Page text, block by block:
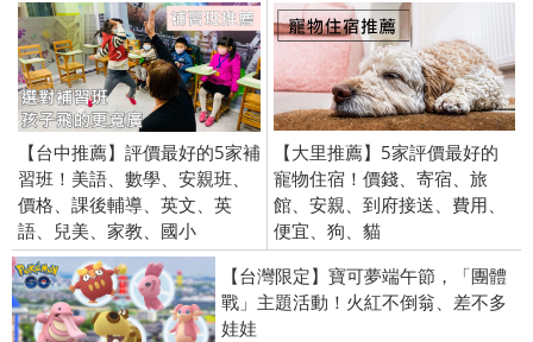
【台中推薦】評價最好的5家補
習班！美語、數學、安親班、
價格、課後輔導、英文、英
語、兒美、家教、國小
【大里推薦】5家評價最好的
寵物住宿！價錢、寄宿、旅
館、安親、到府接送、費用、
便宜、狗、貓
【台灣限定】寶可夢端午節，「團體
戰」主題活動！火紅不倒翁、差不多
娃娃